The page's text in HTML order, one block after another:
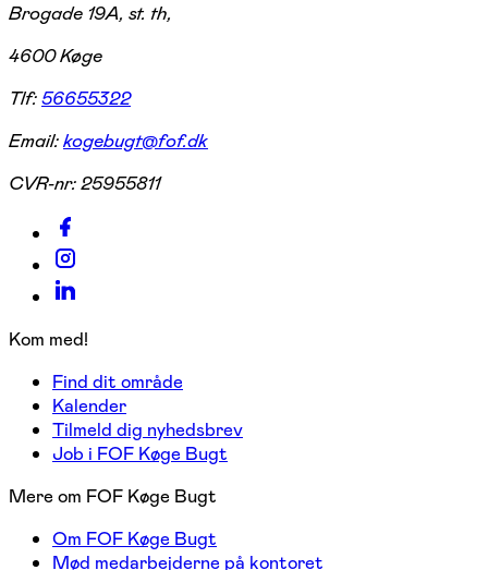
Brogade 19A, st. th,
4600 Køge
Tlf:56655322
Email:kogebugt@fof.dk
CVR-nr:25955811
Kom med!
Find dit område
Kalender
Tilmeld dig nyhedsbrev
Job i FOF Køge Bugt
Mere om FOF Køge Bugt
Om FOF Køge Bugt
Mød medarbejderne på kontoret